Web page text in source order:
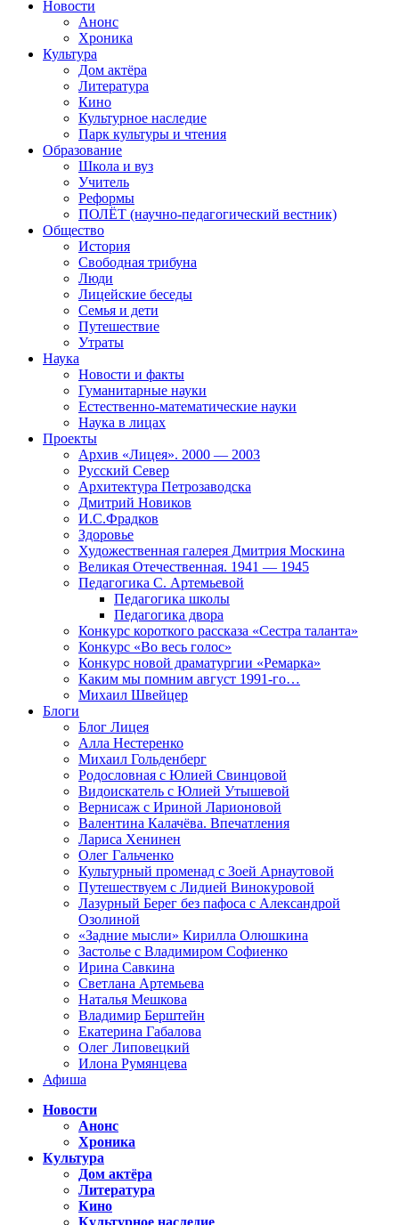
Новости
Анонс
Хроника
Культура
Дом актёра
Литература
Кино
Культурное наследие
Парк культуры и чтения
Образование
Школа и вуз
Учитель
Реформы
ПОЛЁТ (научно-педагогический вестник)
Общество
История
Свободная трибуна
Люди
Лицейские беседы
Семья и дети
Путешествие
Утраты
Наука
Новости и факты
Гуманитарные науки
Естественно-математические науки
Наука в лицах
Проекты
Архив «Лицея». 2000 — 2003
Русский Север
Архитектура Петрозаводска
Дмитрий Новиков
И.С.Фрадков
Здоровье
Художественная галерея Дмитрия Москина
Великая Отечественная. 1941 — 1945
Педагогика С. Артемьевой
Педагогика школы
Педагогика двора
Конкурс короткого рассказа «Сестра таланта»
Конкурс «Во весь голос»
Конкурс новой драматургии «Ремарка»
Каким мы помним август 1991-го…
Михаил Швейцер
Блоги
Блог Лицея
Алла Нестеренко
Михаил Гольденберг
Родословная с Юлией Свинцовой
Видоискатель с Юлией Утышевой
Вернисаж с Ириной Ларионовой
Валентина Калачёва. Впечатления
Лариса Хенинен
Олег Гальченко
Культурный променад с Зоей Арнаутовой
Путешествуем с Лидией Винокуровой
Лазурный Берег без пафоса с Александрой
Озолиной
«Задние мысли» Кирилла Олюшкина
Застолье с Владимиром Софиенко
Ирина Савкина
Светлана Артемьева
Наталья Мешкова
Владимир Берштейн
Екатерина Габалова
Олег Липовецкий
Илона Румянцева
Афиша
Новости
Анонс
Хроника
Культура
Дом актёра
Литература
Кино